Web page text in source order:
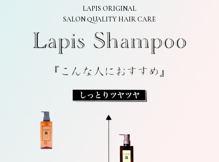
LAPIS ORIGINAL
SALON QUALITY HAIR CARE